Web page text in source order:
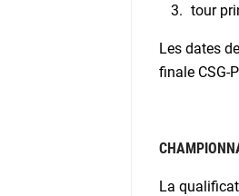
tour
Les dates
finale CSG-
La